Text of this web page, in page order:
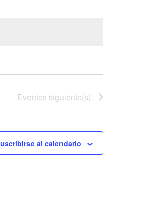
Eventos siguiente(s)
al calendario